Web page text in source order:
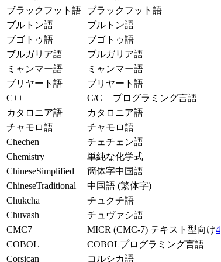
ブラックフット語
ブラックフット語
ブルトン語
ブルトン語
ブゴトゥ語
ブゴトゥ語
ブルガリア語
ブルガリア語
ミャンマー語
ミャンマー語
ブリヤート語
ブリヤート語
C++
C/C++プログラミング言語
カタロニア語
カタロニア語
チャモロ語
チャモロ語
Chechen
チェチェン語
Chemistry
単純な化学式
ChineseSimplified
簡体字中国語
ChineseTraditional
中国語 (繁体字)
Chukcha
チュクチ語
Chuvash
チュヴァシ語
CMC7
MICR (CMC-7) テキスト型向け4
COBOL
COBOLプログラミング言語
Corsican
コルシカ語